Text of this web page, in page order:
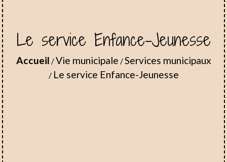
Le service Enfance-Jeunesse
Accueil /Vie municipale /Services municipaux
/ Le service Enfance-Jeunesse